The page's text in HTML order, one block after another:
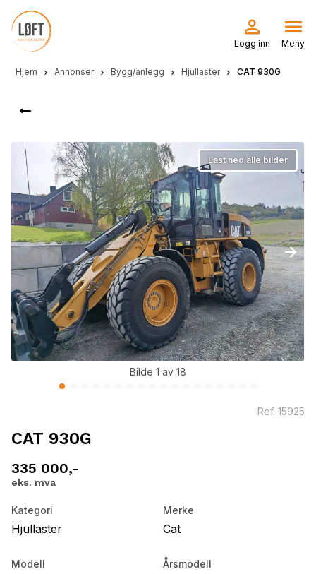
Hopp
hovedinnhold
Logg inn Meny
Hjem Annonser Bygg/anlegg Hjullaster CAT 930G
Bilde 1 av 18
Last ned alle bilder
Ref. 15925
CAT 930G
335 000,-
eks. mva
Kategori
Hjullaster
Merke
Cat
Modell Årsmodell